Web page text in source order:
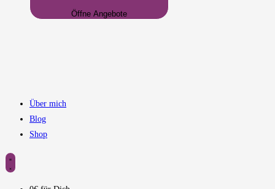
Öffne Angebote
Über mich
Blog
Shop